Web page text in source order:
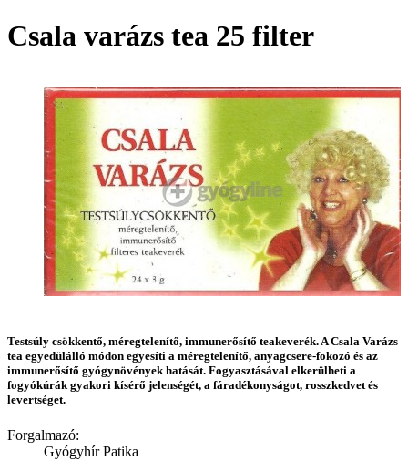
Csala varázs tea 25 filter
Testsúly csökkentő, méregtelenítő, immunerősítő teakeverék. A Csala Varázs
tea egyedülálló módon egyesíti a méregtelenítő, anyagcsere-fokozó és az
immunerősítő gyógynövények hatását. Fogyasztásával elkerülheti a
fogyókúrák gyakori kísérő jelenségét, a fáradékonyságot, rosszkedvet és
levertséget.
Forgalmazó:
Gyógyhír Patika